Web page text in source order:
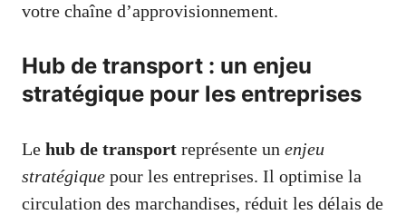
votre chaîne d’approvisionnement.
Hub de transport : un enjeu
stratégique pour les entreprises
Le hub de transport représente un enjeu
stratégique pour les entreprises. Il optimise la
circulation des marchandises, réduit les délais de